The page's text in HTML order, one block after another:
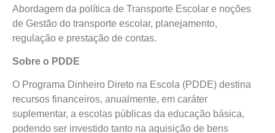
Abordagem da política de Transporte Escolar e noções
de Gestão do transporte escolar, planejamento,
regulação e prestação de contas.
Sobre o PDDE
O Programa Dinheiro Direto na Escola (PDDE) destina
recursos financeiros, anualmente, em caráter
suplementar, a escolas públicas da educação básica,
podendo ser investido tanto na aquisição de bens